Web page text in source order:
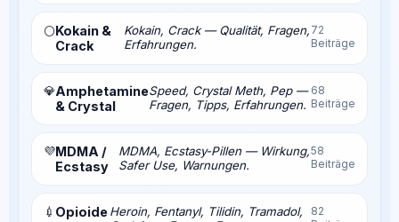
⚪Kokain &
Crack
Kokain, Crack — Qualität, Fragen,
Erfahrungen.
72
Beiträge
💎Amphetamine
& Crystal
Speed, Crystal Meth, Pep —
Fragen, Tipps, Erfahrungen.
68
Beiträge
💜MDMA /
Ecstasy
MDMA, Ecstasy-Pillen — Wirkung,
Safer Use, Warnungen.
58
Beiträge
💉 OpioideHeroin, Fentanyl, Tilidin, Tramadol,
82